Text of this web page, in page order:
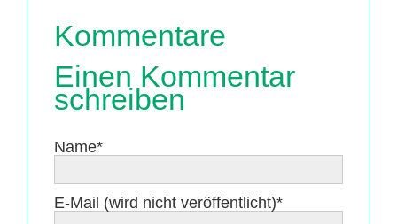
Kommentare
Einen Kommentar
schreiben
Pflichtfeld
Name*
Pflichtfeld
E-Mail (wird nicht veröffentlicht)*